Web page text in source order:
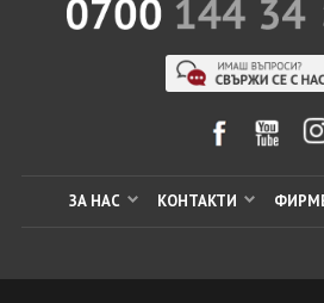
ЗА НАС КОНТАКТИ